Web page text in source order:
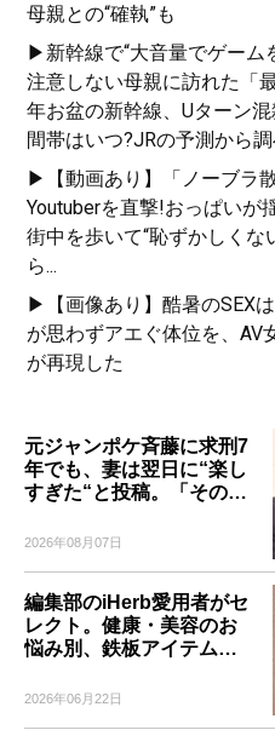
母親との“確執”も
▶新幹線で“大音量でゲーム
注意しない母親に訪れた「
年お盆の新幹線、Uターン
間帯はいつ?JRの予測から
▶【動画あり】「ノーブラ
Youtuberを直撃!おっぱいが
街中を歩いて“恥ずかしくな
ら...
▶【画像あり】酷暑のSEX
が思わずアエぐ体位を、AV
が再現した
元ジャンポケ斉藤に求刑7
年でも、妻は翌日に“楽し
すぎた“と投稿。「その…
2026年08月07日
編集部のiHerb愛用者がセ
レクト。健康・美容のお
悩み別、鉄板アイテム…
2026年06月22日